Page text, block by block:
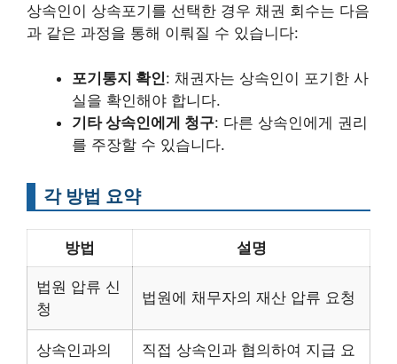
상속인이 상속포기를 선택한 경우 채권 회수는 다음
과 같은 과정을 통해 이뤄질 수 있습니다:
포기통지 확인: 채권자는 상속인이 포기한 사
실을 확인해야 합니다.
기타 상속인에게 청구: 다른 상속인에게 권리
를 주장할 수 있습니다.
각 방법 요약
방법 설명
법원 압류 신
청
법원에 채무자의 재산 압류 요청
상속인과의
직접 상속인과 협의하여 지급 요